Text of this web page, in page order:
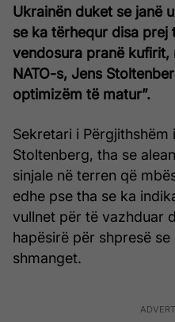
Ukrainën duket se janë
se ka tërhequr disa prej
vendosura pranë kufirit,
NATO-s, Jens
optimizëm të matur”.
Sekretari i Përgjithshëm
Stoltenberg, tha se
sinjale në terren që
edhe pse tha se ka
vullnet për të vazhduar
hapësirë për shpresë
shmanget.